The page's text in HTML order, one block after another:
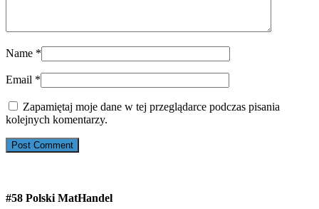
Name *
Email *
Zapamiętaj moje dane w tej przeglądarce podczas pisania
kolejnych komentarzy.
#58 Polski MatHandel